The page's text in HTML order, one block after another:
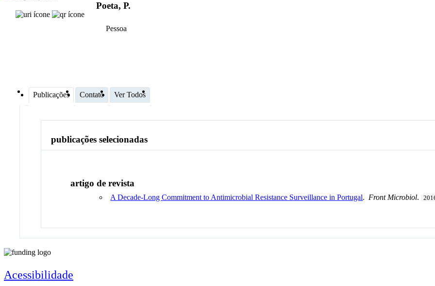
Poeta, P.
Pessoa
Publicações Contato Ver Todos
publicações selecionadas
artigo de revista
A Decade-Long Commitment to Antimicrobial Resistance Surveillance in Portugal. Front Microbiol.
Acessibilidade